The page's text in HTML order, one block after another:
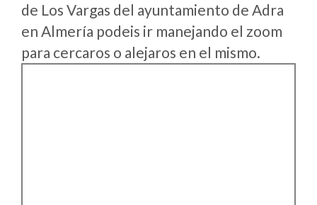
de Los Vargas del ayuntamiento de Adra
en Almería podeis ir manejando el zoom
para cercaros o alejaros en el mismo.